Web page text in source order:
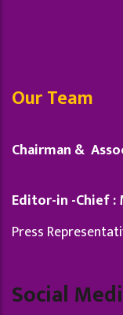
Our Team
Chairman &
Editor-in -Chief :
Press
Social